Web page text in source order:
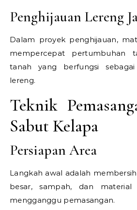
Penghijauan Lereng
Dalam proyek penghijauan,
mempercepat pertumbuhan
tanah yang berfungsi
lereng.
Teknik
Sabut Kelapa
Persiapan Area
Langkah awal adalah
besar, sampah, dan
mengganggu pemasangan.